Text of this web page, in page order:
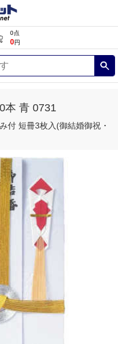
0点
0円
本 青 0731
付 短冊3枚入(御結婚御祝・